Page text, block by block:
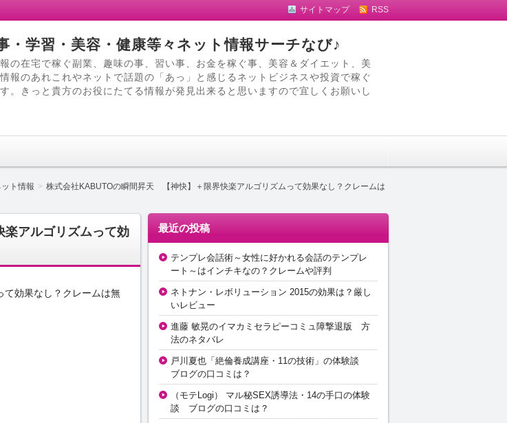
サイトマップ RSS
学習・美容・健康等々ネット情報サーチなび♪
の在宅で稼ぐ副業、趣味の事、習い事、お金を稼ぐ事、美容＆ダイエット、美
報のあれこれやネットで話題の「あっ」と感じるネットビジネスや投資で稼ぐ
。きっと貴方のお役にたてる情報が発見出来ると思いますので宜しくお願いし
ト情報
株式会社KABUTOの瞬間昇天 【神快】＋限界快楽アルゴリズムって効果なし？クレームは
アルゴリズムって効
効果なし？クレームは無
最近の投稿
テンプレ会話術～女性に好かれる会話のテンプレ
ート～はインチキなの？クレームや評判
ネトナン・レボリューション 2015の効果は？厳し
いレビュー
進藤 敏晃のイマカミセラピーコミュ障撃退版 方
法のネタバレ
戸川夏也「絶倫養成講座・11の技術」の体験談
ブログの口コミは？
（モテLogi） マル秘SEX誘導法・14の手口の体験
談 ブログの口コミは？